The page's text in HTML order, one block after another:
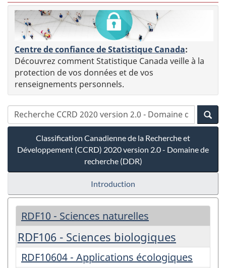
Centre de confiance de Statistique Canada:
Découvrez comment Statistique Canada veille à la
protection de vos données et de vos
renseignements personnels.
Classification Canadienne de la Recherche et
Développement (CCRD) 2020 version 2.0 - Domaine de
recherche (DDR)
Introduction
RDF10 - Sciences naturelles
RDF106 - Sciences biologiques
RDF10604 - Applications écologiques